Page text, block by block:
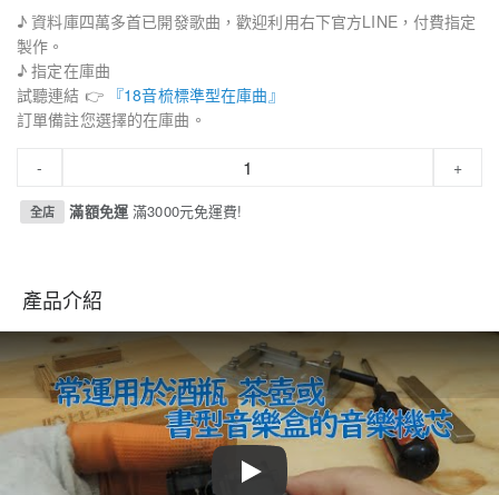
♪ 資料庫四萬多首已開發歌曲，歡迎利用右下官方LINE，付費指定
製作。
♪ 指定在庫曲
試聽連結 👉 『18音梳標準型在庫曲』
訂單備註您選擇的在庫曲。
- +
全店 滿額免運滿3000元免運費!
產品介紹
Play